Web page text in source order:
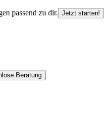
passend zu dir. Jetzt starten!
Beratung